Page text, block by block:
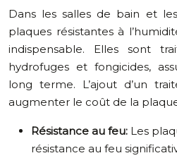
Dans les salles de bain et les
plaques résistantes à
indispensable. Elles sont
hydrofuges et fongicides,
long terme. L’ajout d’un
augmenter le coût de la plaque
Résistance au feu: Les
résistance au feu